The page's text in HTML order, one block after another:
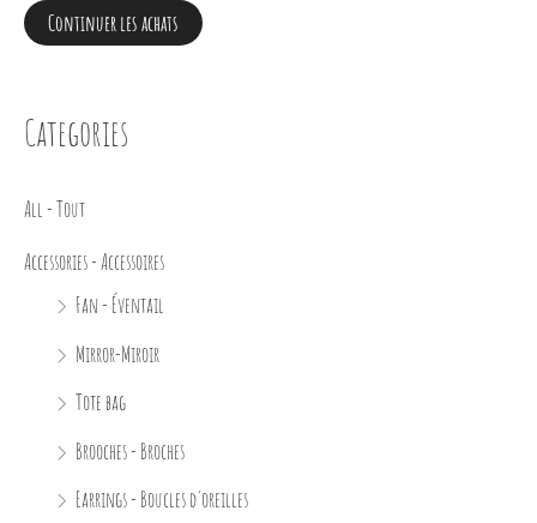
Continuer les achats
Categories
All - Tout
Accessories - Accessoires
Fan - Éventail
Mirror-Miroir
Tote bag
Brooches - Broches
Earrings - Boucles d'oreilles